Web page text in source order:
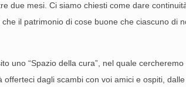
due mesi. Ci siamo chiesti come dare
il patrimonio di cose buone che ciascuno di
uno “Spazio della cura”, nel quale
dagli scambi con voi amici e ospiti,